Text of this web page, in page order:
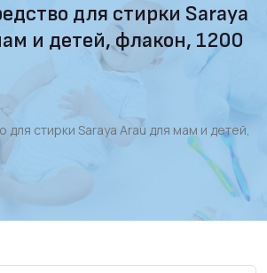
для стирки Saraya
и детей, флакон, 1200
стирки Saraya Arau для мам и детей,